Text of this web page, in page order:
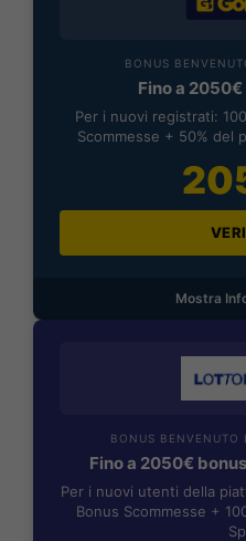
BONUS
Fino a
Per i nuovi registrati:
Scommesse + 50% del
Mostra
BONUS
Fino a 2050€
Per i nuovi utenti della
Bonus Scommesse +